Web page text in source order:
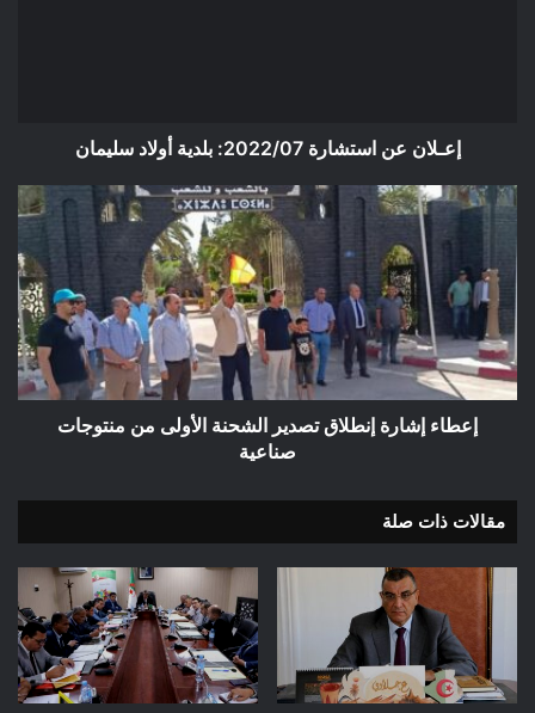
إعـلان عن استشارة 2022/07: بلدية أولاد سليمان
إعطاء
إشارة
تصدير
الشحنة
الأولى
من
منتوجات
صناعية
إعطاء إشارة إنطلاق تصدير الشحنة الأولى من منتوجات
صناعية
مقالات ذات صلة